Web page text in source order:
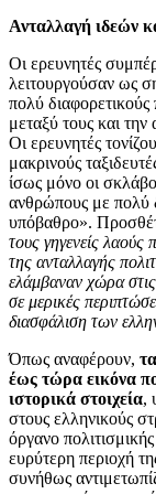
Ανταλλαγή ιδεών
Οι ερευνητές
λειτουργούσαν ως
πολύ
μεταξύ τους και
Οι ερευνητές
μακρινούς
ίσως μόνο οι
ανθρώπους με πολύ
υπόβαθρο».
τους γηγενείς λαούς
της ανταλλαγής
ελάμβαναν χώρα στις
σε μερικές
διασφάλιση των
Όπως αναφέρουν,
έως τώρα εικόνα
ιστορικά στοιχεία,
στους ελληνικούς
όργανο
ευρύτερη περιοχή
συνήθως